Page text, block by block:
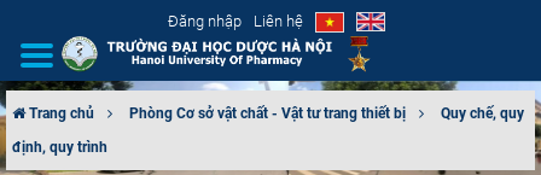
Đăng nhập Liên hệ
GIỚI THIỆU
Trang chủ Phòng Cơ sở vật chất - Vật tư trang thiết bị
Quy chế, quy
định, quy trình